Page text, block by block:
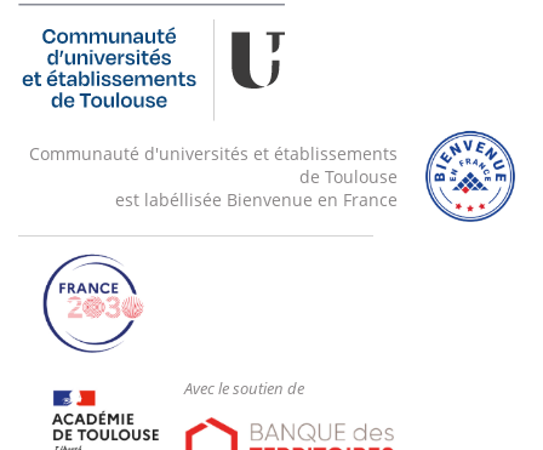
Communauté d'universités et établissements
de Toulouse
est labéllisée Bienvenue en France
Avec le soutien de